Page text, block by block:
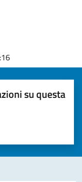
su questa
stelle)la chiarezza delle